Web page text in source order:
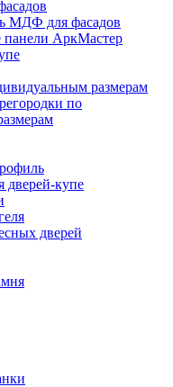
МДФ для фасадов
АркМастер
размерам
по
дверей-купе
дверей